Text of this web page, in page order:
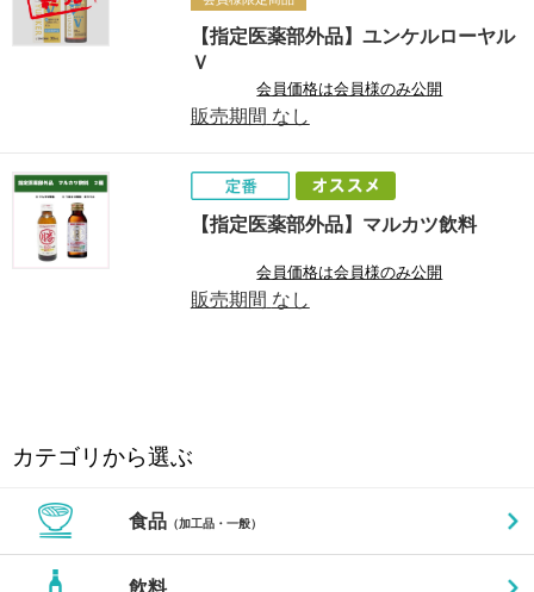
【指定医薬部外品】ユンケルローヤル
Ｖ
会員価格は会員様のみ公開
販売期間 なし
【指定医薬部外品】マルカツ飲料
会員価格は会員様のみ公開
販売期間 なし
カテゴリから選ぶ
食品（加工品・一般）
飲料